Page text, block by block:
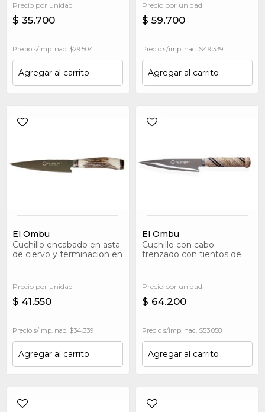
Precio por unidad
$ 35.700
Precio s/imp. nac. $29.504
Agregar al carrito
Precio por unidad
$ 59.700
Precio s/imp. nac. $49.339
Agregar al carrito
El Ombu
Cuchillo encabado en asta
de ciervo y terminacion en
Precio por unidad
$ 41.550
Precio s/imp. nac. $34.339
Agregar al carrito
El Ombu
Cuchillo con cabo
trenzado con tientos de
Precio por unidad
$ 64.200
Precio s/imp. nac. $53.058
Agregar al carrito